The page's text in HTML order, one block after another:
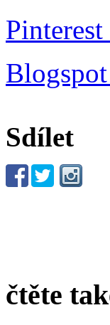
Pinterest
Blogspot
Sdílet
čtěte